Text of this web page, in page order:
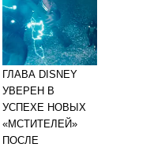
ГЛАВА DISNEY
УВЕРЕН В
УСПЕХЕ НОВЫХ
«МСТИТЕЛЕЙ»
ПОСЛЕ